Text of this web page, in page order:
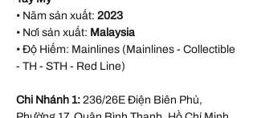
• Năm sản xuất: 2023
• Nơi sản xuất: Malaysia
• Độ Hiếm: Mainlines (Mainlines - Collectible
- TH - STH - Red Line)
Chi Nhánh 1: 236/26E Điện Biên Phủ,